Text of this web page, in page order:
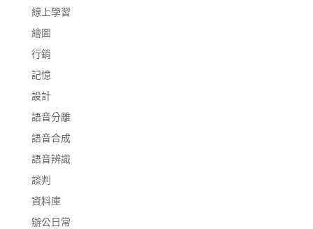
線上學習
繪圖
行銷
記憶
設計
語音分離
語音合成
語音辨識
談判
資料庫
辦公日常